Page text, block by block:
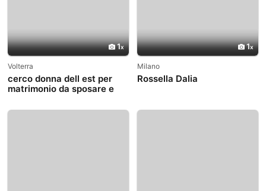
1
Volterra
cerco donna dell est per
matrimonio da sposare e
1
Milano
Rossella Dalia